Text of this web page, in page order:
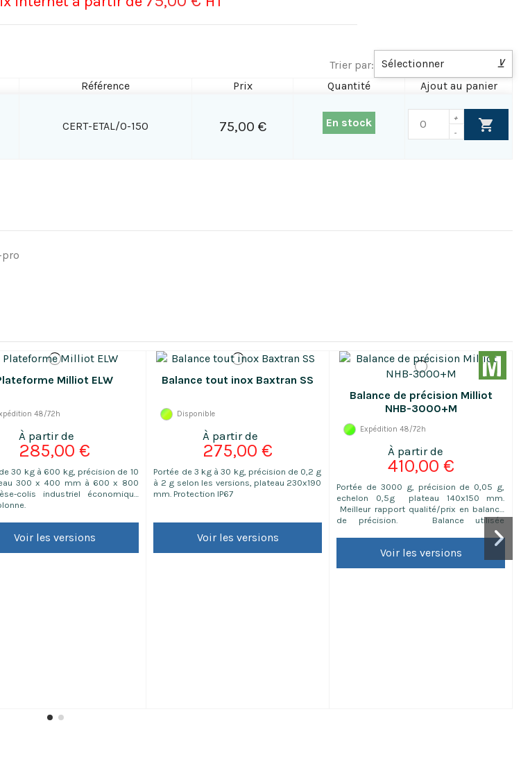
Trier par: Sélectionner
⊻
Référence Prix Quantité Ajout au panier
CERT-ETAL/0-150 75,00 € En stock
+
-
Milliot ELW
48/72h
285,00 €
30 kg à 600 kg, précision de 10
300 x 400 mm à 600 x 800
colis industriel économique
Voir les versions
Balance tout inox Baxtran SS
Disponible
275,00 €
Portée de 3 kg à 30 kg, précision de 0,2 g
à 2 g selon les versions, plateau 230x190
mm. Protection IP67
Voir les versions
Balance de précision Milliot
NHB-3000+M
Expédition 48/72h
410,00 €
Portée de 3000 g, précision de 0,05 g,
echelon 0,5g plateau 140x150 mm.
Meilleur rapport qualité/prix en balance
de précision. Balance utilisée
principalement pour le pré-emballage de
vos produits pesant un minimum de 50g
jusqu'à 3kg. Vendue avec sa vignette
Voir les versions